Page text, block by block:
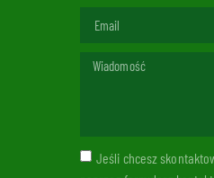
Jeśli chcesz